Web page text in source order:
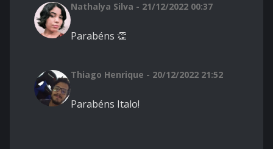
Nathalya Silva - 21/12/2022 00:37
Parabéns 👏
Thiago Henrique - 20/12/2022 21:52
Parabéns Italo!